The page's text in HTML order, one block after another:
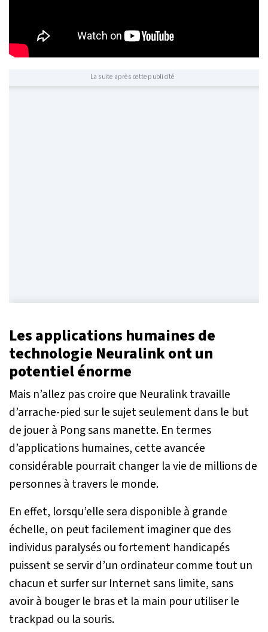
La suite après cette publicité
Les applications humaines de
technologie Neuralink ont un
potentiel énorme
Mais n’allez pas croire que Neuralink travaille
d’arrache-pied sur le sujet seulement dans le but
de jouer à Pong sans manette. En termes
d’applications humaines, cette avancée
considérable pourrait changer la vie de millions de
personnes à travers le monde.
En effet, lorsqu’elle sera disponible à grande
échelle, on peut facilement imaginer que des
individus paralysés ou fortement handicapés
puissent se servir d’un ordinateur comme tout un
chacun et surfer sur Internet sans limite, sans
avoir à bouger le bras et la main pour utiliser le
trackpad ou la souris.